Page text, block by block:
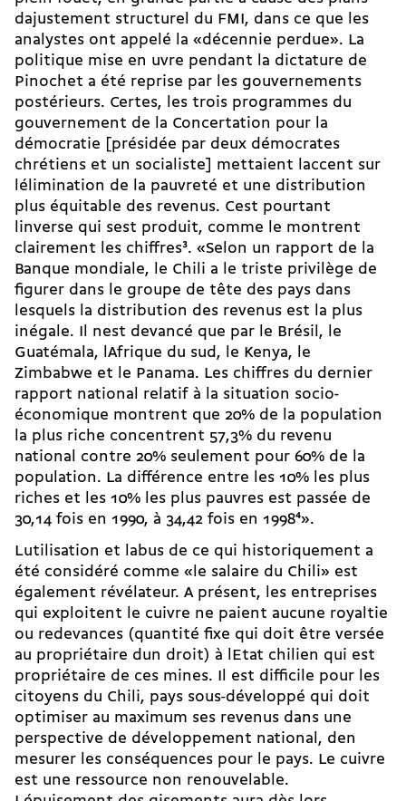
dajustement structurel du FMI, dans ce que les
analystes ont appelé la «décennie perdue». La
politique mise en uvre pendant la dictature de
Pinochet a été reprise par les gouvernements
postérieurs. Certes, les trois programmes du
gouvernement de la Concertation pour la
démocratie [présidée par deux démocrates
chrétiens et un socialiste] mettaient laccent sur
lélimination de la pauvreté et une distribution
plus équitable des revenus. Cest pourtant
linverse qui sest produit, comme le montrent
clairement les chiffres3. «Selon un rapport de la
Banque mondiale, le Chili a le triste privilège de
figurer dans le groupe de tête des pays dans
lesquels la distribution des revenus est la plus
inégale. Il nest devancé que par le Brésil, le
Guatémala, lAfrique du sud, le Kenya, le
Zimbabwe et le Panama. Les chiffres du dernier
rapport national relatif à la situation socio-
économique montrent que 20% de la population
la plus riche concentrent 57,3% du revenu
national contre 20% seulement pour 60% de la
population. La différence entre les 10% les plus
riches et les 10% les plus pauvres est passée de
30,14 fois en 1990, à 34,42 fois en 19984».
Lutilisation et labus de ce qui historiquement a
été considéré comme «le salaire du Chili» est
également révélateur. A présent, les entreprises
qui exploitent le cuivre ne paient aucune royaltie
ou redevances (quantité fixe qui doit être versée
au propriétaire dun droit) à lEtat chilien qui est
propriétaire de ces mines. Il est difficile pour les
citoyens du Chili, pays sous-développé qui doit
optimiser au maximum ses revenus dans une
perspective de développement national, den
mesurer les conséquences pour le pays. Le cuivre
est une ressource non renouvelable.